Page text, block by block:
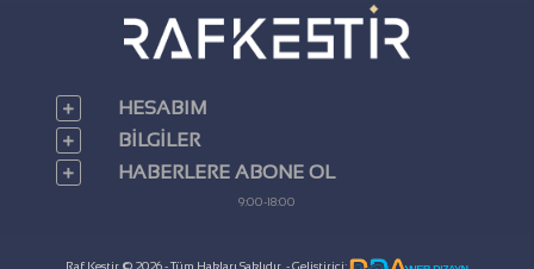
HESABIM
BILGILER
HABERLERE ABONE OL
9:00-18:00
Raf Kestir © 2026 - Tüm Hakları Saklıdır. - Geliştirici: